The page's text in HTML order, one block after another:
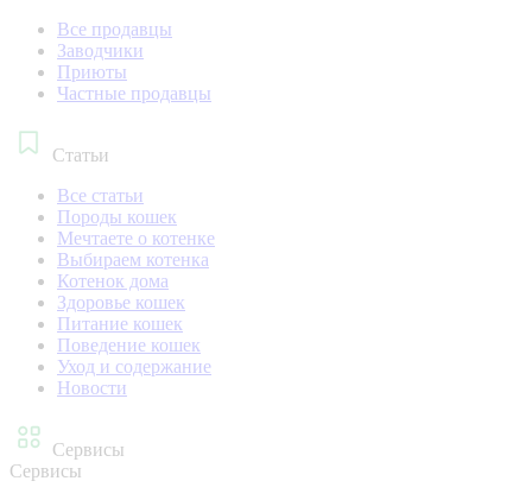
Все продавцы
Заводчики
Приюты
Частные продавцы
Статьи
Все статьи
Породы кошек
Мечтаете о котенке
Выбираем котенка
Котенок дома
Здоровье кошек
Питание кошек
Поведение кошек
Уход и содержание
Новости
Сервисы
Сервисы